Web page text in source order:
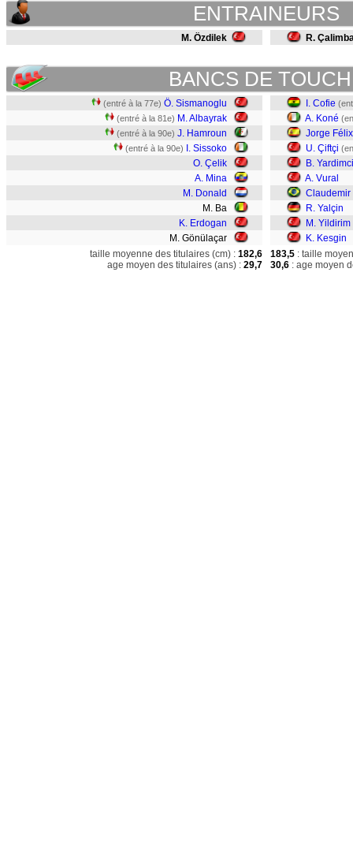
ENTRAINEURS
M. Özdilek R.
BANCS DE
(entré à la 77e) Ö. Sismanoglu
(entré à la 81e) M. Albayrak
(entré à la 90e) J. Hamroun
(entré à la 90e)
I. Sissoko
O. Çelik
A. Mina
M. Donald
M. Ba
K. Erdogan
M. Gönülaçar
I. Cofie
A. Koné
Jorge Félix
U. Çiftçi
B. Yardimci
A. Vural
Claudemir
R. Yalçin
M. Yildirim
K. Kesgin
taille moyenne des titulaires (cm) : 182,6
age moyen des titulaires (ans) : 29,7
183,5 : taille
30,6 : age moyen